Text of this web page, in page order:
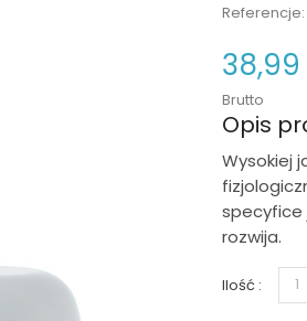
Referencje:
38,99
Brutto
Opis
Wysokiej
specyfice
rozwija.
Ilość :